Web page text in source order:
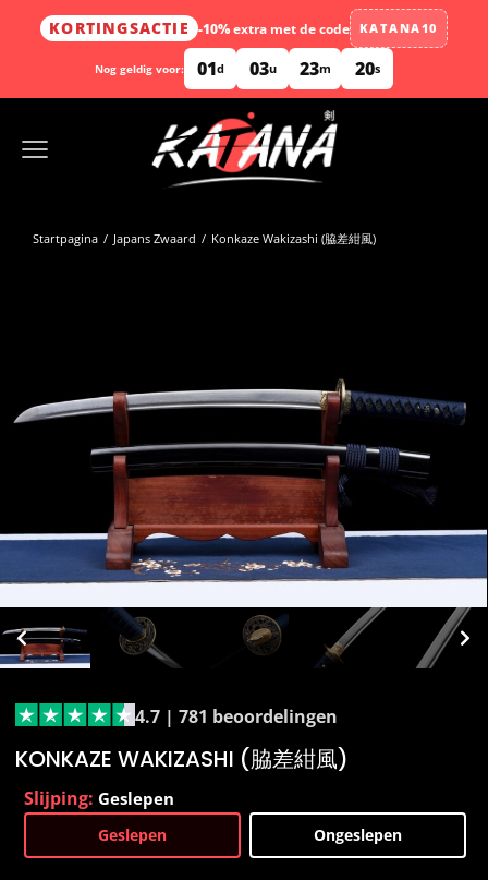
KORTINGSACTIE -10%extra met de code KATANA10
Nog geldig voor: 01d 03u 23m 19s
Je bent hier:
Startpagina Japans Zwaard Konkaze Wakizashi (脇差紺風)
4.7 | 781 beoordelingen
KONKAZE WAKIZASHI (脇差紺風)
Slijping: Geslepen
Geslepen Ongeslepen